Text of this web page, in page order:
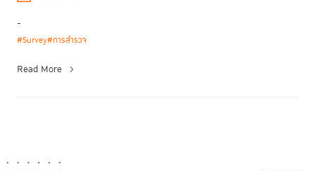
-
#Survey#การสำรวจ
Read More